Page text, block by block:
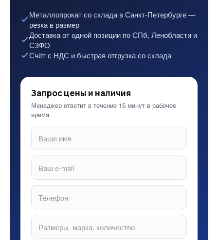
Металлопрокат со склада в Санкт-Петербурге —
резка в размер
Доставка от одной позиции по СПб, Ленобласти и
СЗФО
Счёт с НДС и быстрая отгрузка со склада
Запрос цены и наличия
Менеджер ответит в течение 15 минут в рабочее
время